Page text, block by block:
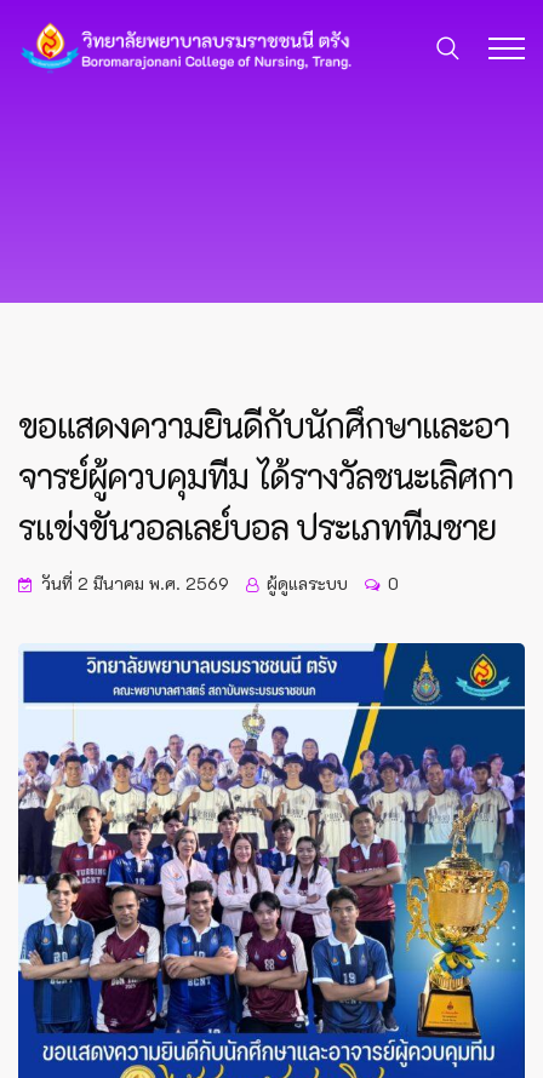
ขอแสดงความยินดีกับนักศึกษาและอา
จารย์ผู้ควบคุมทีม ได้รางวัลชนะเลิศกา
รแข่งขันวอลเลย์บอล ประเภททีมชาย
วันที่ 2 มีนาคม พ.ศ. 2569 ผู้ดูแลระบบ 0